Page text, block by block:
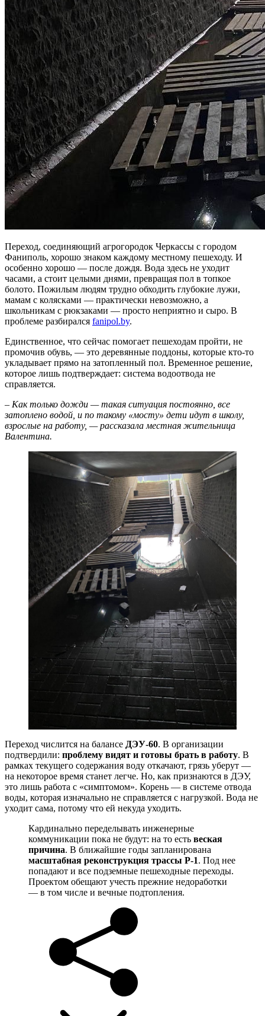
Переход, соединяющий агрогородок Черкассы с городом
Фаниполь, хорошо знаком каждому местному пешеходу. И
особенно хорошо — после дождя. Вода здесь не уходит
часами, а стоит целыми днями, превращая пол в топкое
болото. Пожилым людям трудно обходить глубокие лужи,
мамам с колясками — практически невозможно, а
школьникам с рюкзаками — просто неприятно и сыро. В
проблеме разбирался fanipol.by.
Единственное, что сейчас помогает пешеходам пройти, не
промочив обувь, — это деревянные поддоны, которые кто-то
укладывает прямо на затопленный пол. Временное решение,
которое лишь подтверждает: система водоотвода не
справляется.
– Как только дожди — такая ситуация постоянно, все
затоплено водой, и по такому «мосту» дети идут в школу,
взрослые на работу, — рассказала местная жительница
Валентина.
Переход числится на балансе ДЭУ-60. В организации
подтвердили: проблему видят и готовы брать в работу. В
рамках текущего содержания воду откачают, грязь уберут —
на некоторое время станет легче. Но, как признаются в ДЭУ,
это лишь работа с «симптомом». Корень — в системе отвода
воды, которая изначально не справляется с нагрузкой. Вода не
уходит сама, потому что ей некуда уходить.
Кардинально переделывать инженерные
коммуникации пока не будут: на то есть веская
причина. В ближайшие годы запланирована
масштабная реконструкция трассы Р-1. Под нее
попадают и все подземные пешеходные переходы.
Проектом обещают учесть прежние недоработки
— в том числе и вечные подтопления.